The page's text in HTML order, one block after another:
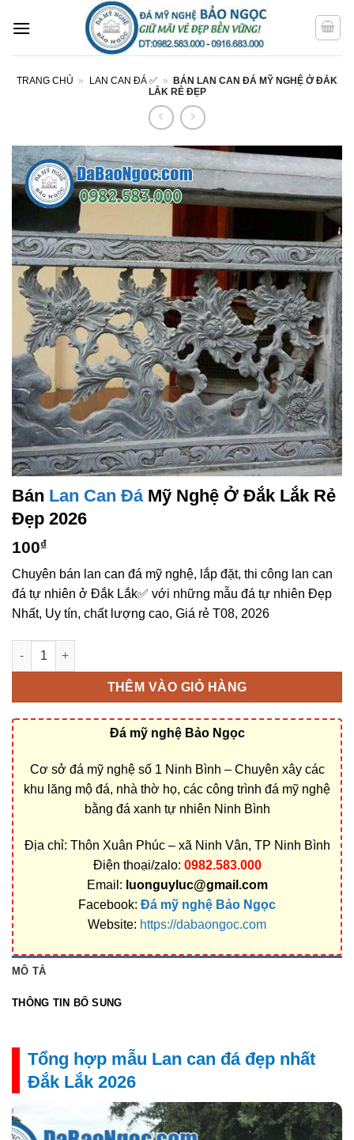
qua
TRANG CHỦ » LAN CAN ĐÁ ✅ »
BÁN LAN CAN ĐÁ MỸ NGHỆ Ở ĐẮK
LẮK RẺ ĐẸP
Bán Lan Can ĐáMỹ Nghệ Ở Đắk Lắk Rẻ
Đẹp 2026
100₫
Chuyên bán lan can đá mỹ nghệ, lắp đặt, thi công lan can
đá tự nhiên ở Đắk Lắk✅ với những mẫu đá tự nhiên Đẹp
Nhất, Uy tín, chất lượng cao, Giá rẻ T08, 2026
Bán lan can đá mỹ nghệ ở Đắk Lắk rẻ đẹp số lượng
THÊM VÀO GIỎ HÀNG
Đá mỹ nghệ Bảo Ngọc
Cơ sở đá mỹ nghệ số 1 Ninh Bình – Chuyên xây các
khu lăng mộ đá, nhà thờ họ, các công trình đá mỹ nghệ
bằng đá xanh tự nhiên Ninh Bình
Địa chỉ: Thôn Xuân Phúc – xã Ninh Vân, TP Ninh Bình
Điện thoại/zalo: 0982.583.000
Email: luonguyluc@gmail.com
Facebook: Đá mỹ nghệ Bảo Ngọc
Website: https://dabaongoc.com
MÔ TẢ
THÔNG TIN BỔ SUNG
Tổng hợp mẫu Lan can đá đẹp nhất
Đắk Lắk 2026